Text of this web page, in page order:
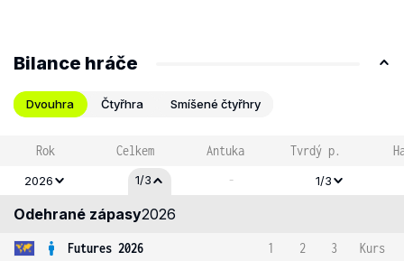
Bilance hráče
Dvouhra Čtyřhra Smíšené čtyřhry
Rok Celkem Antuka Tvrdý p.
2026 1/3 - 1/3
Odehrané zápasy2026
Futures 2026 1 2 3
Kurs